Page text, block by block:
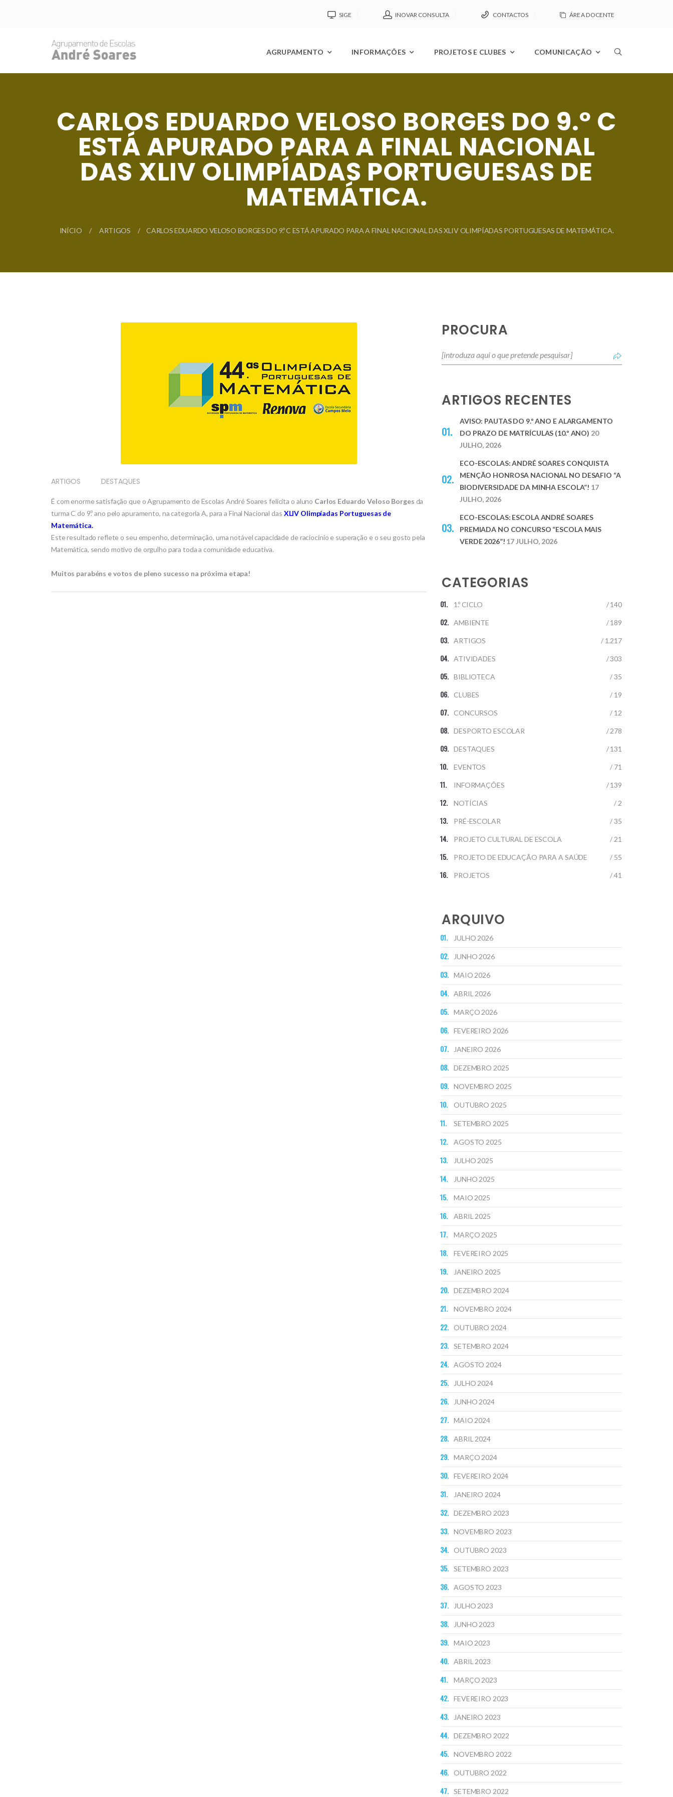
SIGE INOVAR CONSULTA CONTACTOS ÁREA DOCENTE
AGRUPAMENTO INFORMAÇÕES PROJETOS E CLUBES COMUNICAÇÃO
CARLOS EDUARDO VELOSO BORGES DO 9.º C
ESTÁ APURADO PARA A FINAL NACIONAL
DAS XLIV OLIMPÍADAS PORTUGUESAS DE
MATEMÁTICA.
INÍCIO ARTIGOS CARLOS EDUARDO VELOSO BORGES DO 9.º C ESTÁ APURADO PARA A FINAL NACIONAL DAS XLIV OLIMPÍADAS PORTUGUESAS DE MATEMÁTICA.
ARTIGOS DESTAQUES
É com enorme satisfação que o Agrupamento de Escolas André Soares felicita o aluno Carlos Eduardo Veloso Borges da
turma C do 9.º ano pelo apuramento, na categoria A, para a Final Nacional das XLIV Olimpíadas Portuguesas de
Matemática.
Este resultado reflete o seu empenho, determinação, uma notável capacidade de raciocínio e superação e o seu gosto pela
Matemática, sendo motivo de orgulho para toda a comunidade educativa.
Muitos parabéns e votos de pleno sucesso na próxima etapa!
PROCURA
ARTIGOS RECENTES
AVISO: PAUTAS DO 9.º ANO E ALARGAMENTO
DO PRAZO DE MATRÍCULAS (10.º ANO) 20
JULHO, 2026
ECO-ESCOLAS: ANDRÉ SOARES CONQUISTA
MENÇÃO HONROSA NACIONAL NO DESAFIO “A
BIODIVERSIDADE DA MINHA ESCOLA”! 17
JULHO, 2026
ECO-ESCOLAS: ESCOLA ANDRÉ SOARES
PREMIADA NO CONCURSO “ESCOLA MAIS
VERDE 2026”! 17 JULHO, 2026
CATEGORIAS
1.º CICLO / 140
AMBIENTE / 189
ARTIGOS / 1.217
ATIVIDADES / 303
BIBLIOTECA / 35
CLUBES / 19
CONCURSOS / 12
DESPORTO ESCOLAR / 278
DESTAQUES / 131
EVENTOS / 71
INFORMAÇÕES / 139
NOTÍCIAS / 2
PRÉ-ESCOLAR / 35
PROJETO CULTURAL DE ESCOLA / 21
PROJETO DE EDUCAÇÃO PARA A SAÚDE / 55
PROJETOS / 41
ARQUIVO
JULHO 2026
JUNHO 2026
MAIO 2026
ABRIL 2026
MARÇO 2026
FEVEREIRO 2026
JANEIRO 2026
DEZEMBRO 2025
NOVEMBRO 2025
OUTUBRO 2025
SETEMBRO 2025
AGOSTO 2025
JULHO 2025
JUNHO 2025
MAIO 2025
ABRIL 2025
MARÇO 2025
FEVEREIRO 2025
JANEIRO 2025
DEZEMBRO 2024
NOVEMBRO 2024
OUTUBRO 2024
SETEMBRO 2024
AGOSTO 2024
JULHO 2024
JUNHO 2024
MAIO 2024
ABRIL 2024
MARÇO 2024
FEVEREIRO 2024
JANEIRO 2024
DEZEMBRO 2023
NOVEMBRO 2023
OUTUBRO 2023
SETEMBRO 2023
AGOSTO 2023
JULHO 2023
JUNHO 2023
MAIO 2023
ABRIL 2023
MARÇO 2023
FEVEREIRO 2023
JANEIRO 2023
DEZEMBRO 2022
NOVEMBRO 2022
OUTUBRO 2022
SETEMBRO 2022